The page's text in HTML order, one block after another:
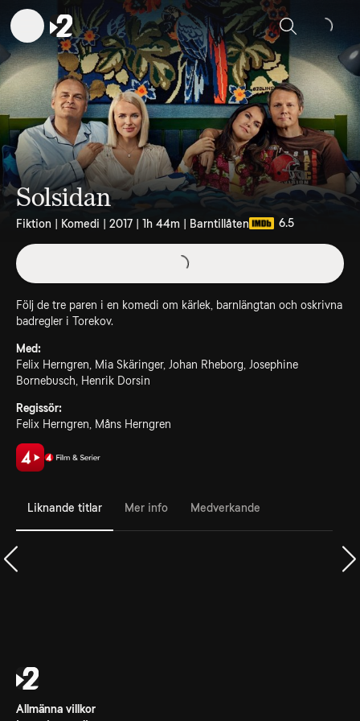
Sök
Solsidan
Fiktion | Komedi | 2017 | 1h 44m | Barntillåten 6.5
Följ de tre paren i en komedi om kärlek, barnlängtan och oskrivna
badregler i Torekov.
Med:
Felix Herngren, Mia Skäringer, Johan Rheborg, Josephine
Bornebusch, Henrik Dorsin
Regissör:
Felix Herngren, Måns Herngren
Liknande titlar Mer info Medverkande
Allmänna villkor